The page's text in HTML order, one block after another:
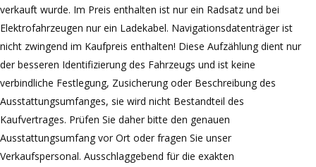
verkauft wurde. Im Preis enthalten ist nur ein Radsatz und bei
Elektrofahrzeugen nur ein Ladekabel. Navigationsdatenträger ist
nicht zwingend im Kaufpreis enthalten! Diese Aufzählung dient nur
der besseren Identifizierung des Fahrzeugs und ist keine
verbindliche Festlegung, Zusicherung oder Beschreibung des
Ausstattungsumfanges, sie wird nicht Bestandteil des
Kaufvertrages. Prüfen Sie daher bitte den genauen
Ausstattungsumfang vor Ort oder fragen Sie unser
Verkaufspersonal. Ausschlaggebend für die exakten